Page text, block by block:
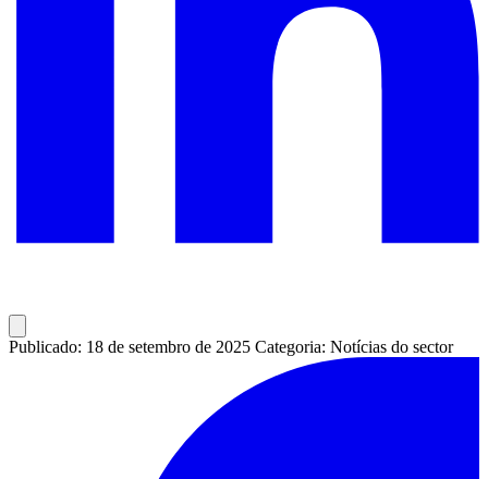
Publicado: 18 de setembro de 2025 Categoria: Notícias do sector